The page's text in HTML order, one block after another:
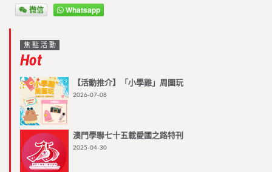
微信 Whatsapp
焦點活動
Hot
【活動推介】「小學雞」周圍玩
2026-07-08
澳門學聯七十五載愛國之路特刊
2025-04-30